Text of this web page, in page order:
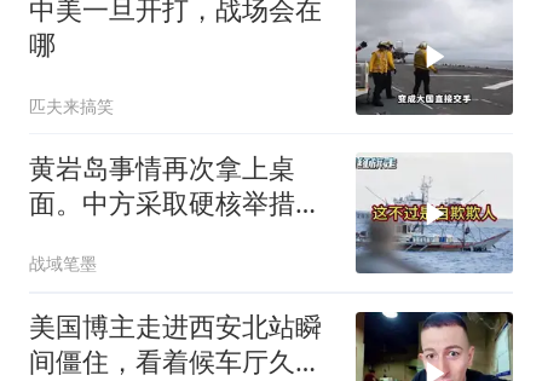
中美一旦开打，战场会在
哪
匹夫来搞笑
黄岩岛事情再次拿上桌
面。中方采取硬核举措，
一起来听听
战域笔墨
美国博主走进西安北站瞬
间僵住，看着候车厅久久